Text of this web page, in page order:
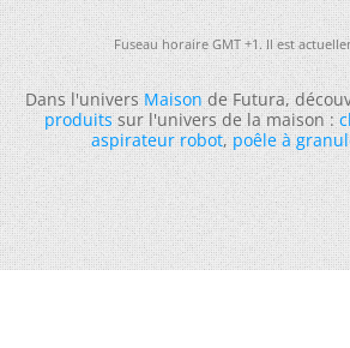
Fuseau horaire GMT +1. Il est
Dans l'universMaisonde Futura,
produitssur l'univers de la maison :
aspirateur robot,poêle à